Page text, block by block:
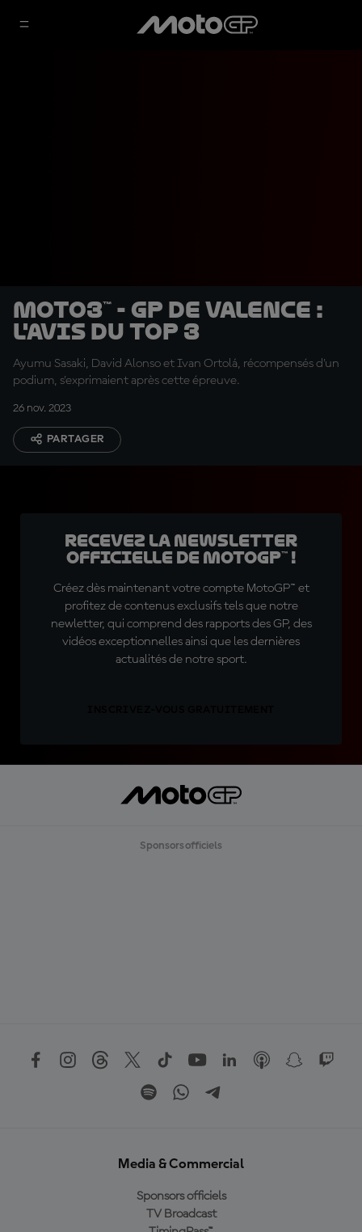
Moto3™ - GP de Valence :
l'avis du top 3
Ayumu Sasaki, David Alonso et Ivan Ortolá, récompensés d'un
podium, s'exprimaient après cette épreuve.
26 nov. 2023
PARTAGER
Recevez la Newsletter
officielle de MotoGP™ !
Créez dès maintenant votre compte MotoGP™ et
profitez de contenus exclusifs tels que notre
newletter, qui comprend des rapports des GP, des
vidéos exceptionnelles ainsi que les dernières
actualités de notre sport.
Sponsors officiels
Media & Commercial
Sponsors officiels
TV Broadcast